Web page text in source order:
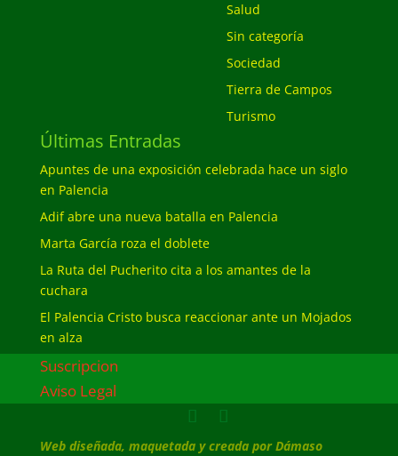
Salud
Sin categoría
Sociedad
Tierra de Campos
Turismo
Últimas Entradas
Apuntes de una exposición celebrada hace un siglo
en Palencia
Adif abre una nueva batalla en Palencia
Marta García roza el doblete
La Ruta del Pucherito cita a los amantes de la
cuchara
El Palencia Cristo busca reaccionar ante un Mojados
en alza
Suscripcion
Aviso Legal
Web diseñada, maquetada y creada por Dámaso